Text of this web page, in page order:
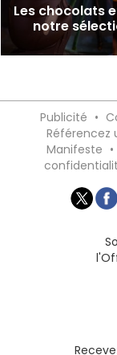
Les chocolats
notre
Publicité •
Référencez
Manifeste •